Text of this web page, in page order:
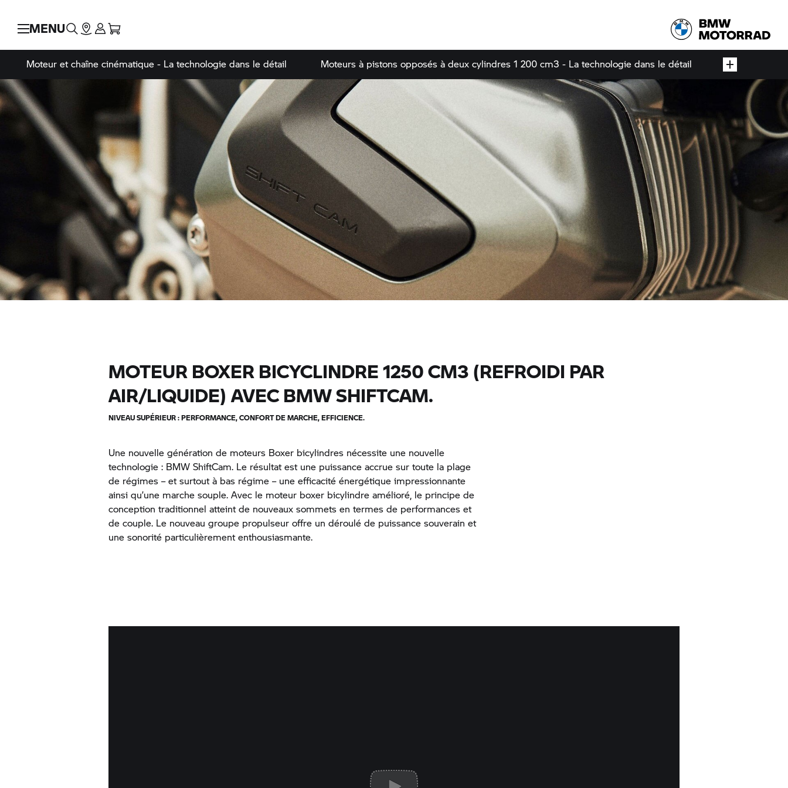
MENU
Moteur et chaîne cinématique - La technologie dans le détail Moteurs à pistons opposés à deux cylindres 1 200 cm3 - La technologie dans le détail
MOTEUR BOXER BICYCLINDRE 1250 CM3 (REFROIDI PAR
AIR/LIQUIDE) AVEC BMW SHIFTCAM.
NIVEAU SUPÉRIEUR : PERFORMANCE, CONFORT DE MARCHE, EFFICIENCE.
Une nouvelle génération de moteurs Boxer bicylindres nécessite une nouvelle
technologie : BMW ShiftCam. Le résultat est une puissance accrue sur toute la plage
de régimes – et surtout à bas régime – une efficacité énergétique impressionnante
ainsi qu’une marche souple. Avec le moteur boxer bicylindre amélioré, le principe de
conception traditionnel atteint de nouveaux sommets en termes de performances et
de couple. Le nouveau groupe propulseur offre un déroulé de puissance souverain et
une sonorité particulièrement enthousiasmante.